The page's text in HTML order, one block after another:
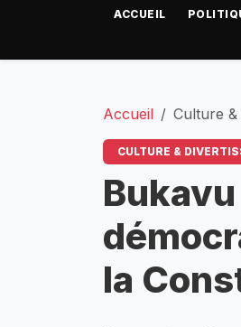
ACCUEIL
Accueil Culture
CULTURE &
la